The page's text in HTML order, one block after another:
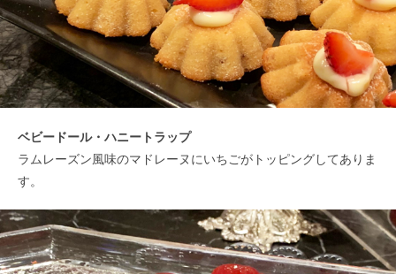
ベビードール・ハニートラップ
ラムレーズン風味のマドレーヌにいちごがトッピングしてありま
す。